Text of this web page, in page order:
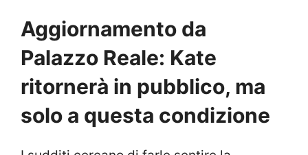
Aggiornamento da
Palazzo Reale: Kate
ritornerà in pubblico, ma
solo a questa condizione